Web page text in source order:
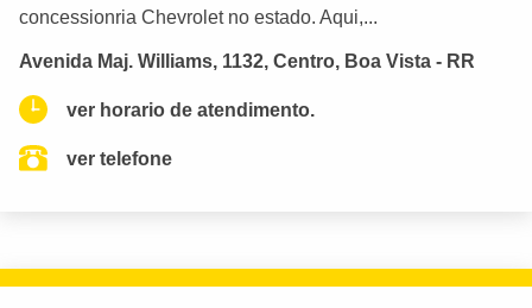
concessionria Chevrolet no estado. Aqui,...
Avenida Maj. Williams, 1132, Centro, Boa Vista - RR
ver horario de atendimento.
ver telefone